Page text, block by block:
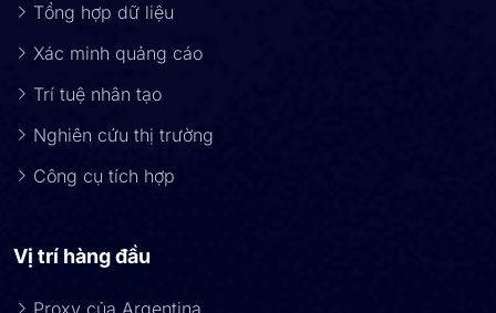
Tổng hợp dữ liệu
Xác minh quảng cáo
Trí tuệ nhân tạo
Nghiên cứu thị trường
Công cụ tích hợp
Vị trí hàng đầu
Proxy của Argentina